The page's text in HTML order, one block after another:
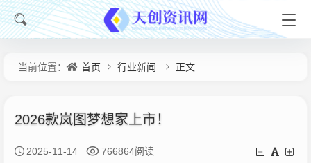
当前位置： 首页 行业新闻 正文
2026款岚图梦想家上市！
2025-11-14 766864阅读